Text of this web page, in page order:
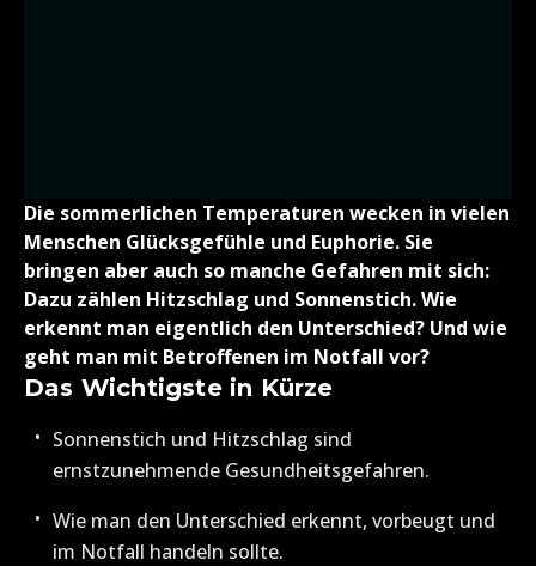
Die sommerlichen Temperaturen wecken in vielen
Menschen Glücksgefühle und Euphorie. Sie
bringen aber auch so manche Gefahren mit sich:
Dazu zählen Hitzschlag und Sonnenstich. Wie
erkennt man eigentlich den Unterschied? Und wie
geht man mit Betroffenen im Notfall vor?
Das Wichtigste in Kürze
Sonnenstich und Hitzschlag sind
ernstzunehmende Gesundheitsgefahren.
Wie man den Unterschied erkennt, vorbeugt und
im Notfall handeln sollte.